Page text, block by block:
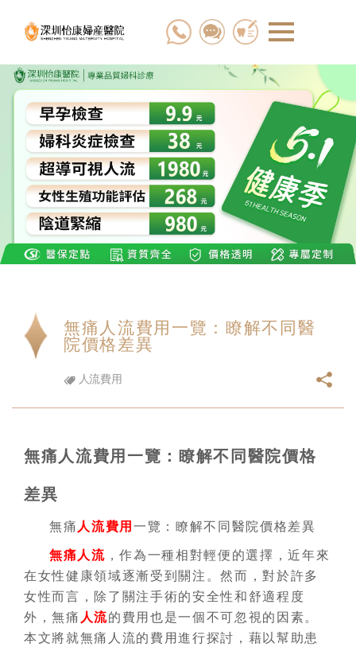
無痛人流費用一覽：瞭解不同醫
院價格差異
人流費用
無痛人流費用一覽：瞭解不同醫院價格
差異
無痛 人流費用一覽：瞭解不同醫院價格差異
無痛人流 ，作為一種相對輕便的選擇，近年來
在女性健康領域逐漸受到關注。然而，對於許多
女性而言，除了關注手術的安全性和舒適程度
外，無痛 人流的費用也是一個不可忽視的因素。
本文將就無痛人流的費用進行探討，藉以幫助患